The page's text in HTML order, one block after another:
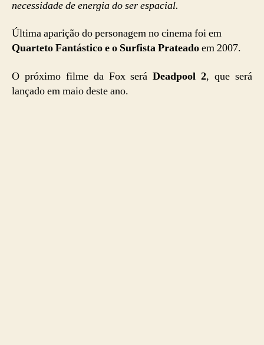
necessidade de energia do ser espacial.
Última aparição do personagem no cinema foi em
Quarteto Fantástico e o Surfista Prateadoem 2007.
O próximo filme da Fox seráDeadpool 2, que será
lançado em maio deste ano.